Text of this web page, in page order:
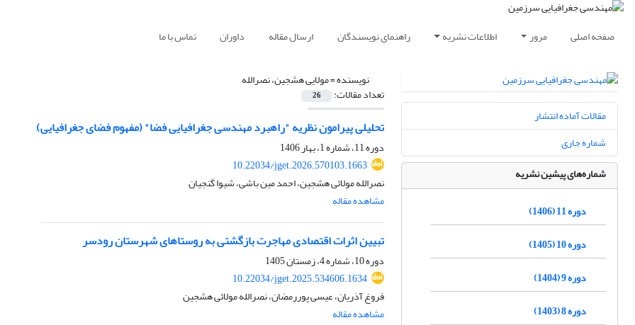
صفحه اصلی مرور اطلاعات نشریه راهنمای نویسندگان ارسال مقاله داوران تماس با ما
نویسنده =مولایی هشجین، نصرالله
تعداد مقالات: 26
تحلیلی پیرامون نظریه "راهبرد مهندسی جغرافیایی فضا" (مفهوم فضای جغرافیایی)
دوره 11، شماره 1، بهار 1406
10.22034/jget.2026.570103.1663
نصرالله مولائی هشجین، احمد مین باشی، شیوا گنجیان
مشاهده مقاله
تبیین اثرات اقتصادی مهاجرت بازگشتی به روستاهای شهرستان رودسر
دوره 10، شماره 4، زمستان 1405
10.22034/jget.2025.534606.1634
فروغ آذریان، عیسی پوررمضان، نصرالله مولائی هشجین
مشاهده مقاله
مقالات آماده انتشار
شماره جاری
شماره‌های پیشین نشریه
دوره 11 (1406)
دوره 10 (1405)
دوره 9 (1404)
دوره 8 (1403)